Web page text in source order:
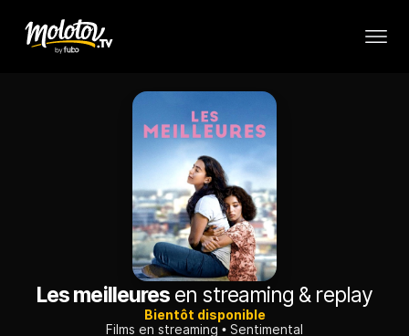
Les meilleures en streaming & replay
Bientôt disponible
Films en streaming
Sentimental